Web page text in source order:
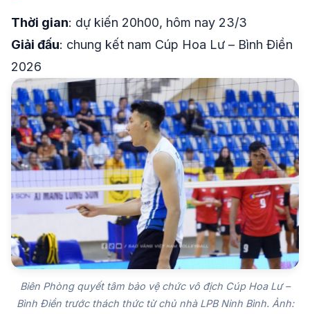
Thời gian: dự kiến 20h00, hôm nay 23/3
Giải đấu: chung kết nam Cúp Hoa Lư – Bình Điền
2026
Biên Phòng quyết tâm bảo vệ chức vô địch Cúp Hoa Lư –
Bình Điền trước thách thức từ chủ nhà LPB Ninh Bình. Ảnh: